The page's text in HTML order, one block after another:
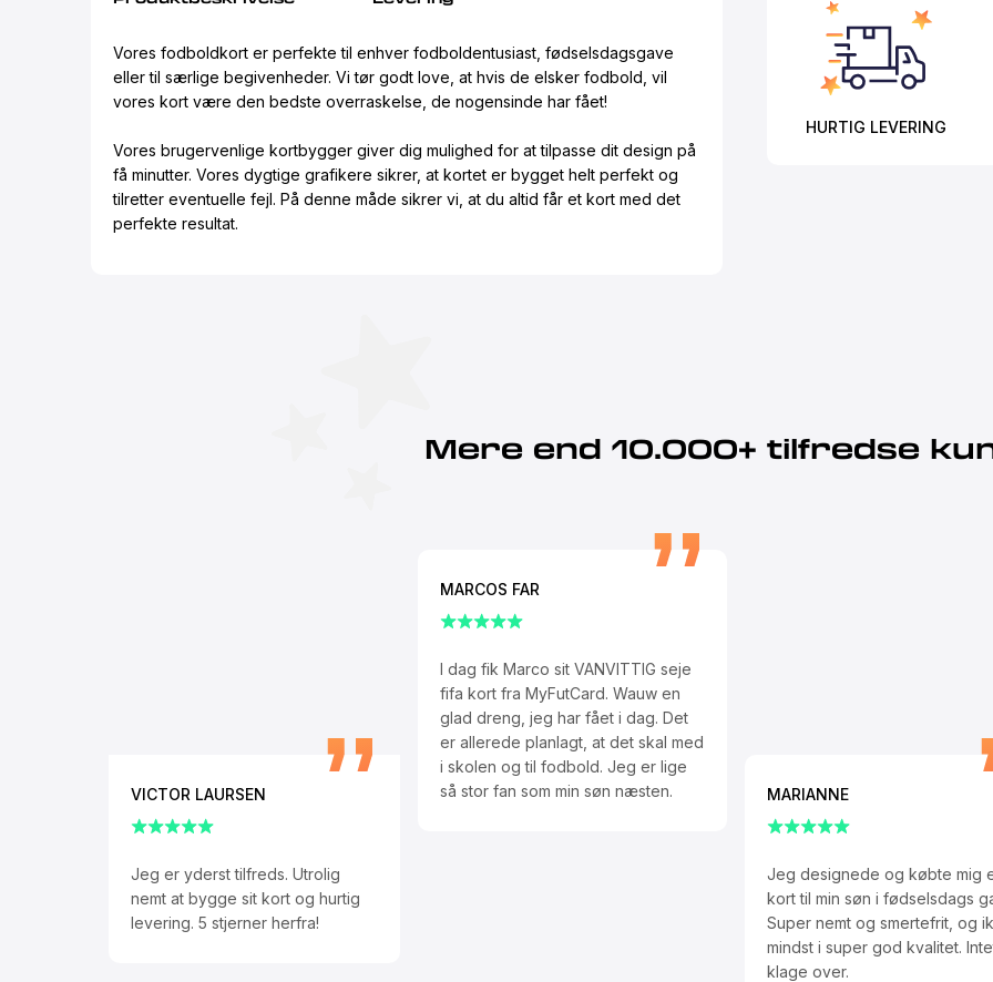
Vores fodboldkort er perfekte til enhver fodboldentusiast, fødselsdagsgave
eller til særlige begivenheder. Vi tør godt love, at hvis de elsker fodbold, vil
vores kort være den bedste overraskelse, de nogensinde har fået!
Vores brugervenlige kortbygger giver dig mulighed for at tilpasse dit design på
få minutter. Vores dygtige grafikere sikrer, at kortet er bygget helt perfekt og
tilretter eventuelle fejl. På denne måde sikrer vi, at du altid får et kort med det
perfekte resultat.
HURTIG LEVERING
Mere end 10.000+ tilfredse
VICTOR LAURSEN
Jeg er yderst tilfreds. Utrolig
nemt at bygge sit kort og hurtig
levering. 5 stjerner herfra!
MARCOS FAR
I dag fik Marco sit VANVITTIG seje
fifa kort fra MyFutCard. Wauw en
glad dreng, jeg har fået i dag. Det
er allerede planlagt, at det skal med
i skolen og til fodbold. Jeg er lige
så stor fan som min søn næsten.
MARIANNE
Jeg designede og købte mig
kort til min søn i fødselsdags
Super nemt og smertefrit, og
mindst i super god kvalitet.
klage over.